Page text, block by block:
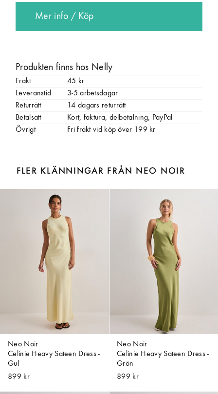
Mer info / Köp
Produkten finns hos Nelly
Frakt
45 kr
Leveranstid
3-5 arbetsdagar
Returrätt
14 dagars returrätt
Betalsätt
Kort, faktura, delbetalning, PayPal
Övrigt
Fri frakt vid köp över 199 kr
FLER KLÄNNINGAR FRÅN NEO NOIR
Neo Noir
Celinie Heavy Sateen Dress -
Gul
899 kr
Neo Noir
Celinie Heavy Sateen Dress -
Grön
899 kr